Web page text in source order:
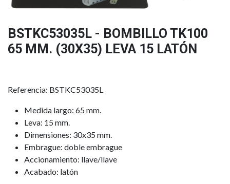
BSTKC53035L - BOMBILLO TK100
65 MM. (30X35) LEVA 15 LATÓN
Referencia: BSTKC53035L
Medida largo: 65 mm.
Leva: 15 mm.
Dimensiones: 30x35 mm.
Embrague: doble embrague
Accionamiento: llave/llave
Acabado: latón